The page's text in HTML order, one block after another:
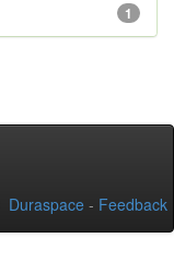
1
Duraspace - Feedback